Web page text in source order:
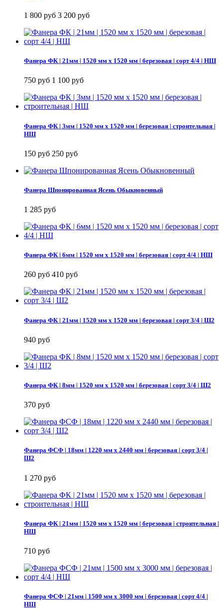
1 800 руб 3 200 руб
Фанера ФК | 21мм | 1520 мм х 1520 мм | березовая | сорт 4/4 | НШ
750 руб 1 100 руб
Фанера ФК | 3мм | 1520 мм х 1520 мм | березовая | строительная |
НШ
150 руб 250 руб
Фанера Шпонированная Ясень Обыкновенный
1 285 руб
Фанера ФК | 6мм | 1520 мм х 1520 мм | березовая | сорт 4/4 | НШ
260 руб 410 руб
Фанера ФК | 21мм | 1520 мм х 1520 мм | березовая | сорт 3/4 | Ш2
940 руб
Фанера ФК | 8мм | 1520 мм х 1520 мм | березовая | сорт 3/4 | Ш2
370 руб
Фанера ФСФ | 18мм | 1220 мм х 2440 мм | березовая | сорт 3/4 |
Ш2
1 270 руб
Фанера ФК | 21мм | 1520 мм х 1520 мм | березовая | строительная |
НШ
710 руб
Фанера ФСФ | 21мм | 1500 мм х 3000 мм | березовая | сорт 4/4 |
НШ